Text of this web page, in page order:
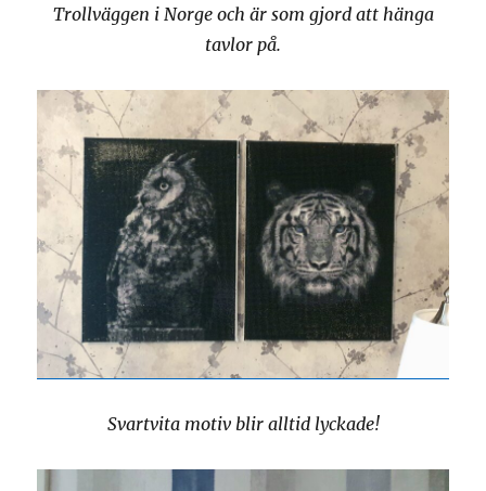
Trollväggen i Norge och är som gjord att hänga
tavlor på.
Svartvita motiv blir alltid lyckade!